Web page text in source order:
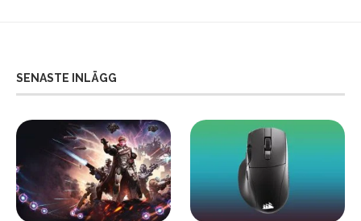
SENASTE INLÄGG